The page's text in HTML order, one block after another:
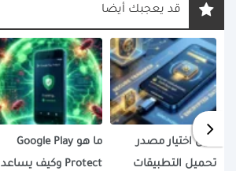
قد يعجبك أيضا
دليل اختيار مصدر
تحميل التطبيقات
ما هو Google Play
Protect وكيف يساعد